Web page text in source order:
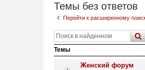
Темы без ответов
Перейти к расширенному
Темы
Женский форум